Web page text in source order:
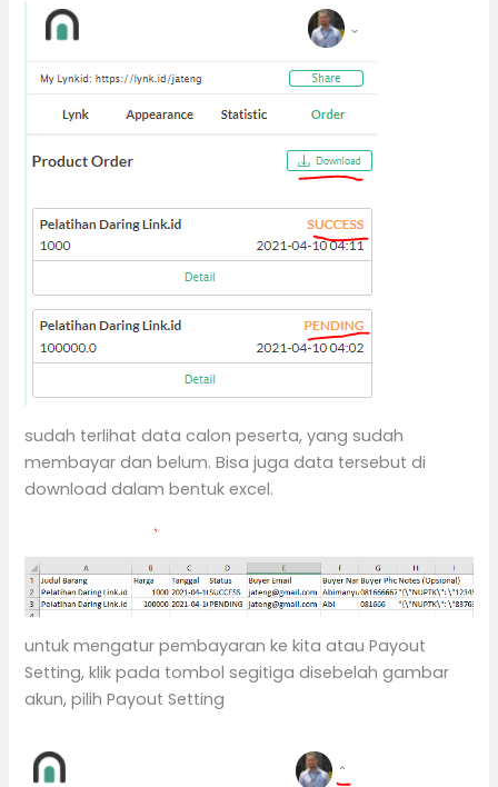
sudah terlihat data calon peserta, yang sudah
membayar dan belum. Bisa juga data tersebut di
download dalam bentuk excel.
untuk mengatur pembayaran ke kita atau Payout
Setting, klik pada tombol segitiga disebelah gambar
akun, pilih Payout Setting